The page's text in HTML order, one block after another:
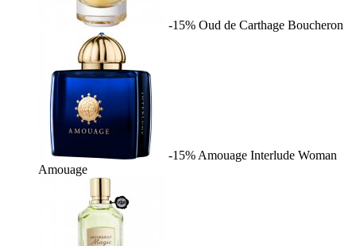
-15% Oud de Carthage Boucheron
-15% Amouage Interlude Woman
Amouage